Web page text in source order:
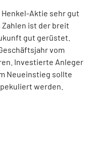
Aktie sehr gut
ist der breit
gut gerüstet.
vom
Investierte Anleger
Neueinstieg sollte
werden.